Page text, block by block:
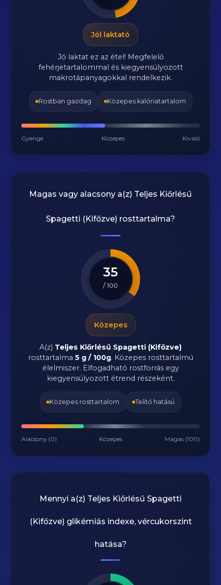
Jól laktató
Jó laktat ez az étel! Megfelelő
fehérjetartalommal és kiegyensúlyozott
makrotápanyagokkal rendelkezik.
Rostban gazdag Közepes kalóriatartalom
Gyenge Közepes Kiváló
Magas vagy alacsony a(z) Teljes Kiőrlésű
Spagetti (Kifőzve) rosttartalma?
35
/ 100
Közepes
A(z) Teljes Kiőrlésű Spagetti (Kifőzve)
rosttartalma 5 g / 100g. Közepes rosttartalmú
élelmiszer. Elfogadható rostforrás egy
kiegyensúlyozott étrend részeként.
Közepes rosttartalom Telítő hatású
Alacsony (0) Közepes Magas (100)
Mennyi a(z) Teljes Kiőrlésű Spagetti
(Kifőzve) glikémiás indexe, vércukorszint
hatása?